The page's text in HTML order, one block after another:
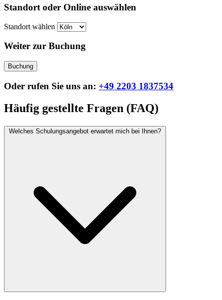
Standort oder Online auswählen
Standort wählen
Weiter zur Buchung
Buchung
Oder rufen Sie uns an: +49 2203 1837534
Häufig gestellte Fragen (FAQ)
Welches Schulungsangebot erwartet mich bei Ihnen?